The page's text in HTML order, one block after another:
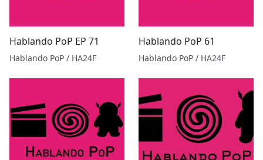
Hablando PoP EP 71
Hablando PoP / HA24F
Hablando PoP 61
Hablando PoP / HA24F